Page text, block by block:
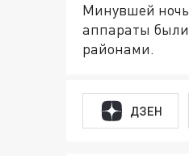
Минувшей
аппараты
районами.
ДЗЕН